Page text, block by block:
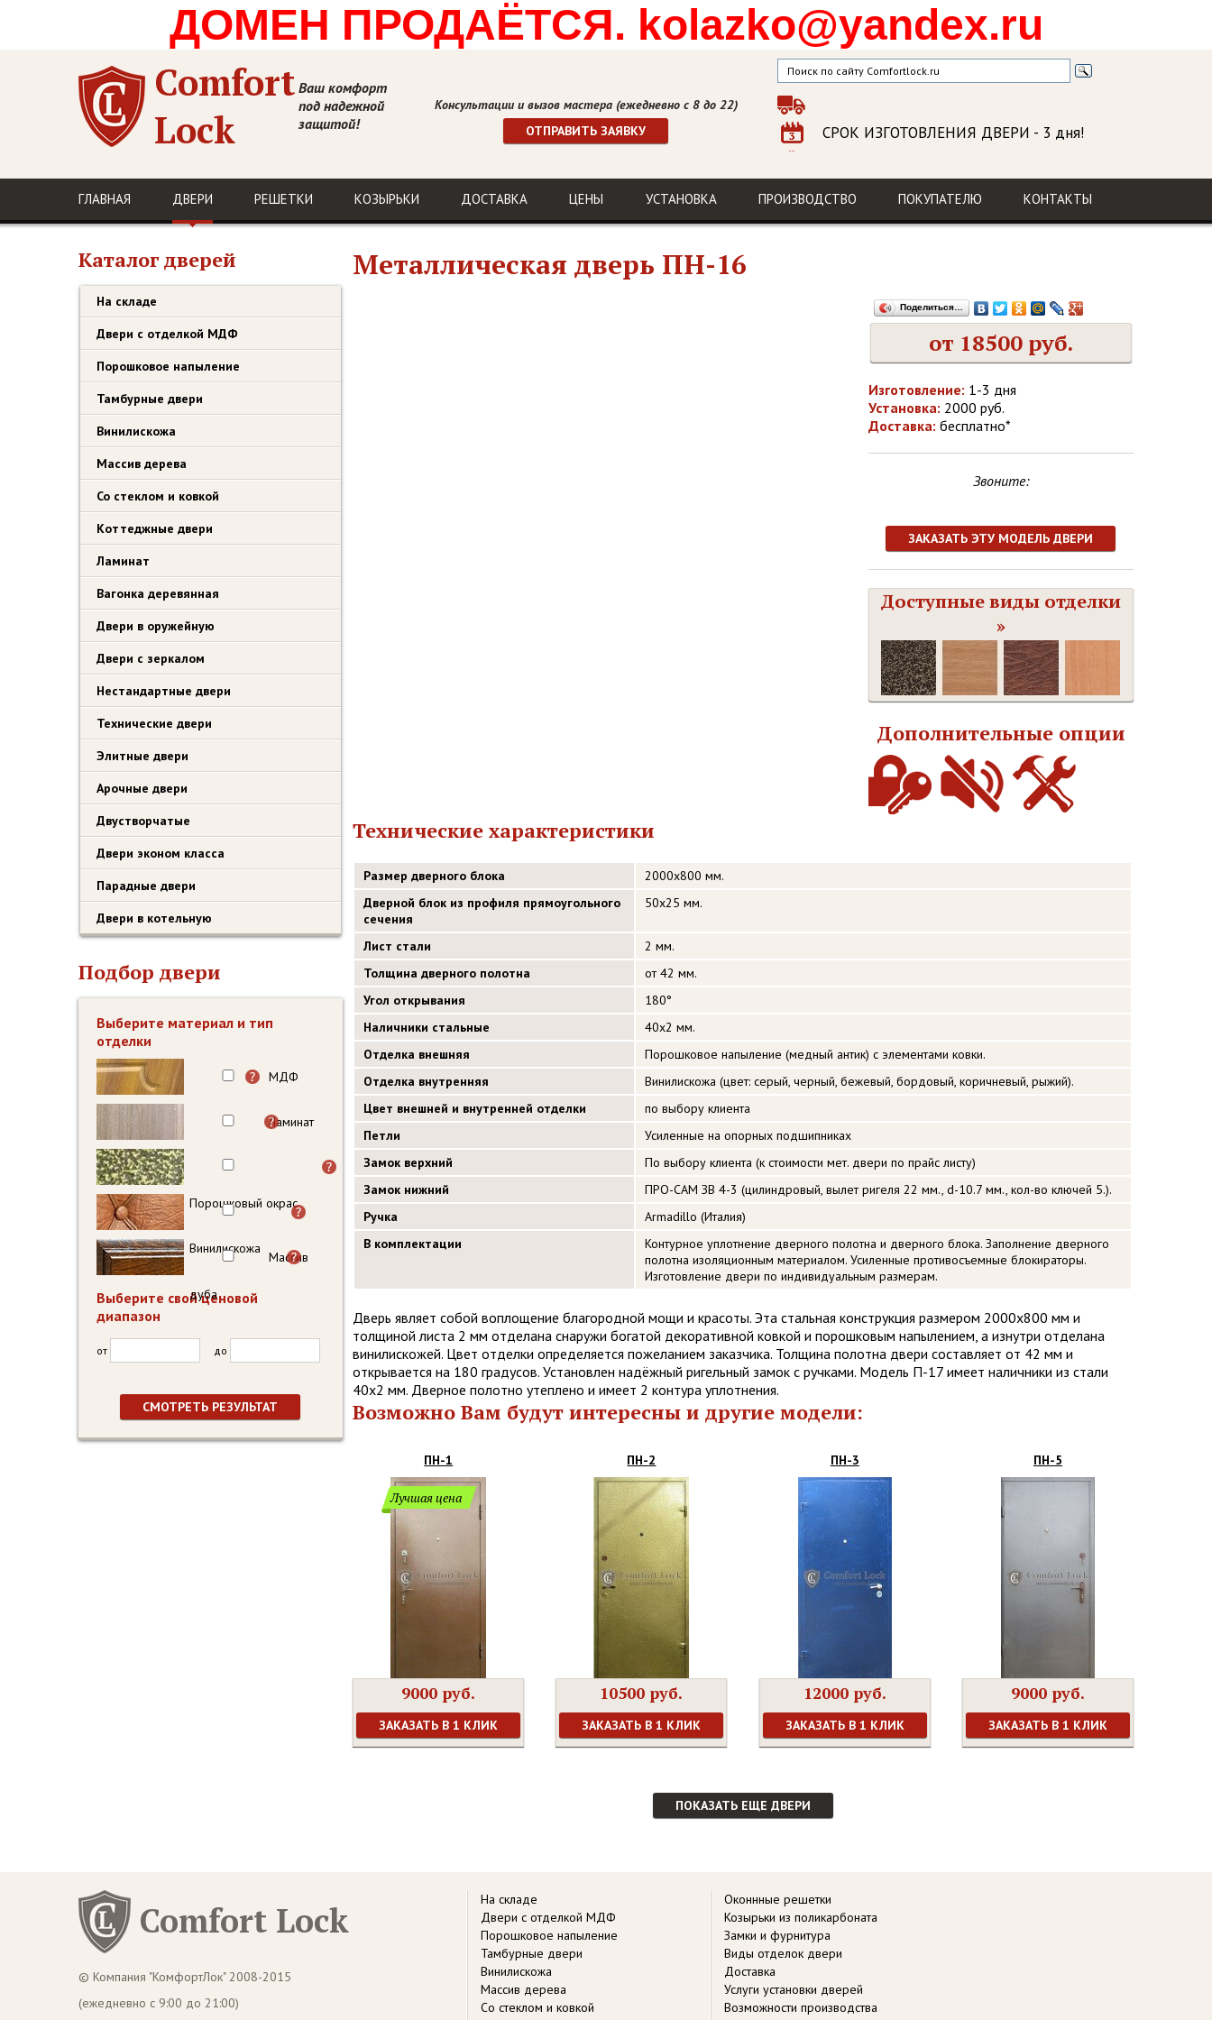
ДОМЕН ПРОДАЁТСЯ. kolazko@yandex.ru
Comfort
Lock
Ваш комфорт
под надежной
защитой!
Консультации и вызов мастера (ежедневно с 8 до 22)
ОТПРАВИТЬ ЗАЯВКУ
СРОК ИЗГОТОВЛЕНИЯ ДВЕРИ - 3 дня!
ГЛАВНАЯ ДВЕРИ РЕШЕТКИ КОЗЫРЬКИ ДОСТАВКА ЦЕНЫ УСТАНОВКА ПРОИЗВОДСТВО ПОКУПАТЕЛЮ КОНТАКТЫ
Металлическая дверь ПН-16
Поделиться…
от 18500 руб.
Изготовление: 1-3 дня
Установка: 2000 руб.
Доставка: бесплатно*
Звоните:
ЗАКАЗАТЬ ЭТУ МОДЕЛЬ ДВЕРИ
Доступные виды отделки
»
Дополнительные опции
Технические характеристики
Размер дверного блока
2000х800 мм.
Дверной блок из профиля прямоугольного
сечения
50х25 мм.
Лист стали
2 мм.
Толщина дверного полотна
от 42 мм.
Угол открывания
180°
Наличники стальные
40х2 мм.
Отделка внешняя
Порошковое напыление (медный антик) с элементами ковки.
Отделка внутренняя
Винилискожа (цвет: серый, черный, бежевый, бордовый, коричневый, рыжий).
Цвет внешней и внутренней отделки
по выбору клиента
Петли
Усиленные на опорных подшипниках
Замок верхний
По выбору клиента (к стоимости мет. двери по прайс листу)
Замок нижний
ПРО-САМ ЗВ 4-3 (цилиндровый, вылет ригеля 22 мм., d-10.7 мм., кол-во ключей 5.).
Ручка
Armadillo (Италия)
В комплектации
Контурное уплотнение дверного полотна и дверного блока. Заполнение дверного
полотна изоляционным материалом. Усиленные противосъемные блокираторы.
Изготовление двери по индивидуальным размерам.
Дверь являет собой воплощение благородной мощи и красоты. Эта стальная конструкция размером 2000х800 мм и
толщиной листа 2 мм отделана снаружи богатой декоративной ковкой и порошковым напылением, а изнутри отделана
винилискожей. Цвет отделки определяется пожеланием заказчика. Толщина полотна двери составляет от 42 мм и
открывается на 180 градусов. Установлен надёжный ригельный замок с ручками. Модель П-17 имеет наличники из стали
40х2 мм. Дверное полотно утеплено и имеет 2 контура уплотнения.
Возможно Вам будут интересны и другие модели:
ПН-1
Лучшая цена
9000 руб.
ЗАКАЗАТЬ В 1 КЛИК
ПН-2
10500 руб.
ЗАКАЗАТЬ В 1 КЛИК
ПН-3
12000 руб.
ЗАКАЗАТЬ В 1 КЛИК
ПН-5
9000 руб.
ЗАКАЗАТЬ В 1 КЛИК
ПОКАЗАТЬ ЕЩЕ ДВЕРИ
Каталог дверей
На складе
Двери с отделкой МДФ
Порошковое напыление
Тамбурные двери
Винилискожа
Массив дерева
Со стеклом и ковкой
Коттеджные двери
Ламинат
Вагонка деревянная
Двери в оружейную
Двери с зеркалом
Нестандартные двери
Технические двери
Элитные двери
Арочные двери
Двустворчатые
Двери эконом класса
Парадные двери
Двери в котельную
Подбор двери
Выберите материал и тип
отделки
МДФ
Ламинат
Порошковый окрас
Винилискожа
Массив
дуба
Выберите свой ценовой
диапазон
от до
Comfort Lock
© Компания "КомфортЛок" 2008-2015
(ежедневно с 9:00 до 21:00)
На складе
Двери с отделкой МДФ
Порошковое напыление
Тамбурные двери
Винилискожа
Массив дерева
Со стеклом и ковкой
Оконнные решетки
Козырьки из поликарбоната
Замки и фурнитура
Виды отделок двери
Доставка
Услуги установки дверей
Возможности производства